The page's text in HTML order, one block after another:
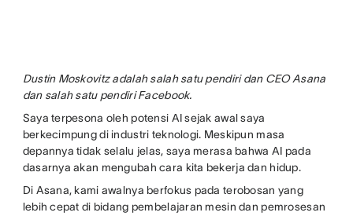
Dustin Moskovitz adalah salah satu pendiri dan CEO Asana
dan salah satu pendiri Facebook.
Saya terpesona oleh potensi AI sejak awal saya
berkecimpung di industri teknologi. Meskipun masa
depannya tidak selalu jelas, saya merasa bahwa AI pada
dasarnya akan mengubah cara kita bekerja dan hidup.
Di Asana, kami awalnya berfokus pada terobosan yang
lebih cepat di bidang pembelajaran mesin dan pemrosesan